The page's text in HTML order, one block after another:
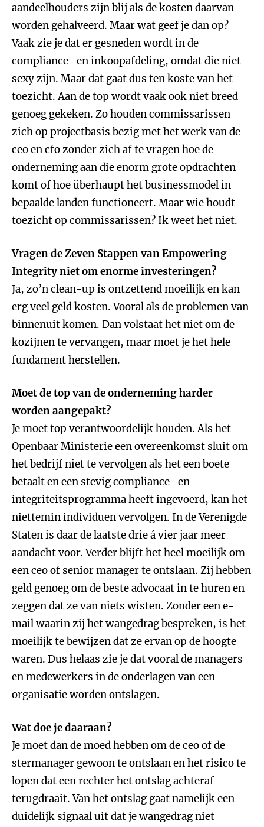
aandeelhouders zijn blij als de kosten daarvan
worden gehalveerd. Maar wat geef je dan op?
Vaak zie je dat er gesneden wordt in de
compliance- en inkoopafdeling, omdat die niet
sexy zijn. Maar dat gaat dus ten koste van het
toezicht. Aan de top wordt vaak ook niet breed
genoeg gekeken. Zo houden commissarissen
zich op projectbasis bezig met het werk van de
ceo en cfo zonder zich af te vragen hoe de
onderneming aan die enorm grote opdrachten
komt of hoe überhaupt het businessmodel in
bepaalde landen functioneert. Maar wie houdt
toezicht op commissarissen? Ik weet het niet.
Vragen de Zeven Stappen van Empowering
Integrity niet om enorme investeringen?
Ja, zo’n clean-up is ontzettend moeilijk en kan
erg veel geld kosten. Vooral als de problemen van
binnenuit komen. Dan volstaat het niet om de
kozijnen te vervangen, maar moet je het hele
fundament herstellen.
Moet de top van de onderneming harder
worden aangepakt?
Je moet top verantwoordelijk houden. Als het
Openbaar Ministerie een overeenkomst sluit om
het bedrijf niet te vervolgen als het een boete
betaalt en een stevig compliance- en
integriteitsprogramma heeft ingevoerd, kan het
niettemin individuen vervolgen. In de Verenigde
Staten is daar de laatste drie á vier jaar meer
aandacht voor. Verder blijft het heel moeilijk om
een ceo of senior manager te ontslaan. Zij hebben
geld genoeg om de beste advocaat in te huren en
zeggen dat ze van niets wisten. Zonder een e-
mail waarin zij het wangedrag bespreken, is het
moeilijk te bewijzen dat ze ervan op de hoogte
waren. Dus helaas zie je dat vooral de managers
en medewerkers in de onderlagen van een
organisatie worden ontslagen.
Wat doe je daaraan?
Je moet dan de moed hebben om de ceo of de
stermanager gewoon te ontslaan en het risico te
lopen dat een rechter het ontslag achteraf
terugdraait. Van het ontslag gaat namelijk een
duidelijk signaal uit dat je wangedrag niet